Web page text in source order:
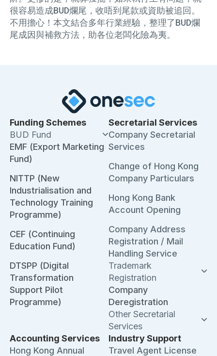
很容易造成BUD爛尾，收唔到尾款或資助被追回。
不用擔心！本文結合多年行業經驗，整理了BUD爛
尾成因與補救方法，助各位老闆化險為夷。
Funding Schemes
BUD Fund
EMF (Export Marketing
Fund)
NITTP (New
Industrialisation and
Technology Training
Programme)
CEF (Continuing
Education Fund)
DTSPP (Digital
Transformation
Support Pilot
Programme)
Secretarial Services
Company Secretarial
Services
Change of Hong Kong
Company Particulars
Hong Kong Bank
Account Opening
Company Address
Registration / Mail
Handling Service
Trademark
Registration
Company
Deregistration
Other Secretarial
Services
Accounting Services
Hong Kong Annual
Industry Support
Travel Agent License